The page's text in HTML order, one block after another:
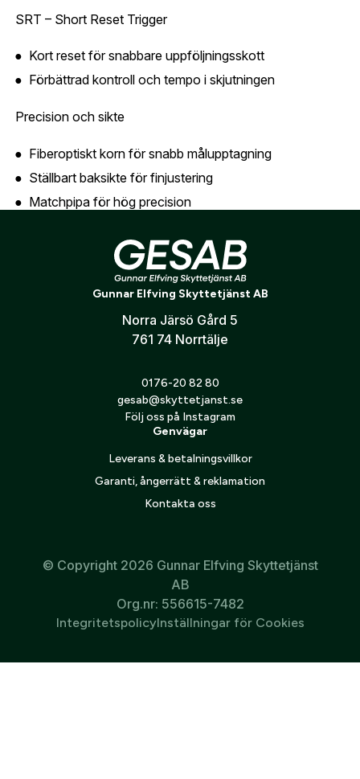
SRT – Short Reset Trigger
Kort reset för snabbare uppföljningsskott
Förbättrad kontroll och tempo i skjutningen
Precision och sikte
Fiberoptiskt korn för snabb målupptagning
Ställbart baksikte för finjustering
Matchpipa för hög precision
Ergonomi och funktion
DA/SA-avtryck med lättad hane
Greppaneler som fungerar som magwell för snabb
Lång dust cover med 1913 Picatinny-skena
Verifiera e-post:*
Jag godkänner att mina personuppgifter behandlas enligt
Gunnar Elfving Skyttetjänst AB
Norra Järsö Gård 5
761 74 Norrtälje
0176-20 82 80
gesab@skyttetjanst.se
Följ oss på Instagram
Genvägar
Leverans & betalningsvillkor
Garanti, ångerrätt & reklamation
Kontakta oss
© Copyright 2026 Gunnar Elfving Skyttetjänst
AB
Org.nr: 556615-7482
IntegritetspolicyInställningar för Cookies